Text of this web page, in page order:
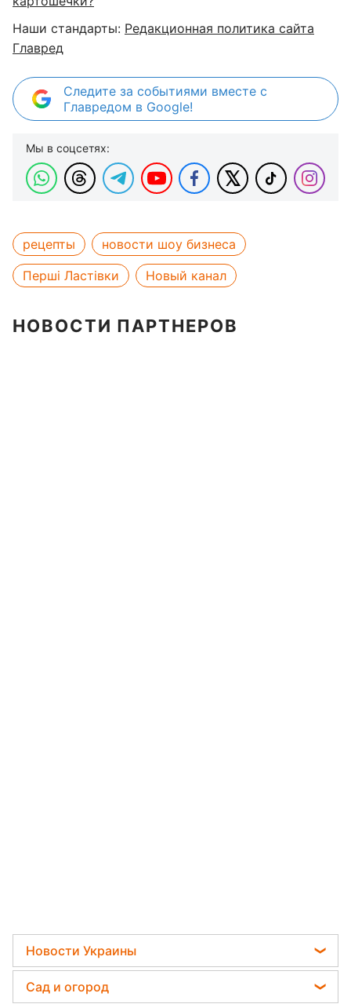
Наши стандарты: Редакционная политика сайта
Главред
Следите за событиями вместе с
Главредом в Google!
Мы в соцсетях:
рецепты
новости шоу бизнеса
Перші Ластівки
Новый канал
НОВОСТИ ПАРТНЕРОВ
Новости Украины
Телеграм новости Украины
Сад и огород